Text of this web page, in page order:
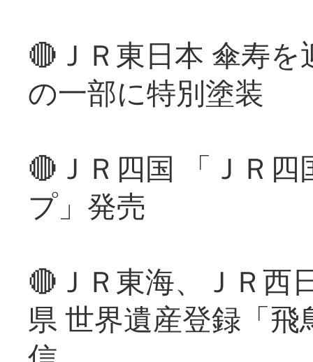
🔴ＪＲ東日本 傘寿
の一部に特別塗装
🔴ＪＲ四国 「ＪＲ
プ」発売
🔴ＪＲ東海、ＪＲ西
県 世界遺産登録「